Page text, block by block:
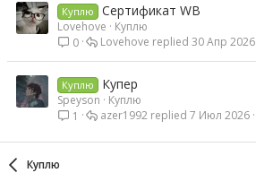
Куплю Сертификат WB
Lovehove
Куплю
0
30 Апр 2026
Lovehove
Куплю Купер
Speyson
Куплю
1
7 Июл 2026
azer1992
Куплю